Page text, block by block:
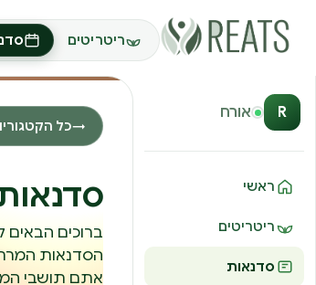
ריטריטים
R אורח
ראשי
ריטריטים
סדנאות
→כל
הסדנאות
אתם תושבי